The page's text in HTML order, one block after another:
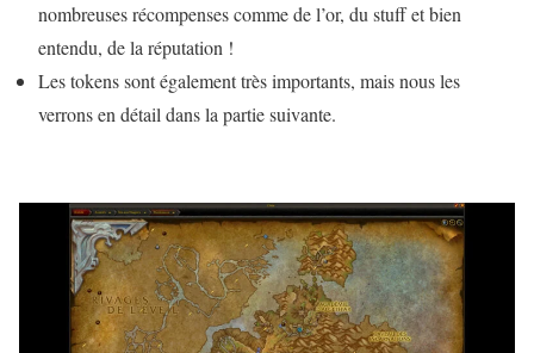
nombreuses récompenses comme de l’or, du stuff et bien
entendu, de la réputation !
Les tokens sont également très importants, mais nous les
verrons en détail dans la partie suivante.